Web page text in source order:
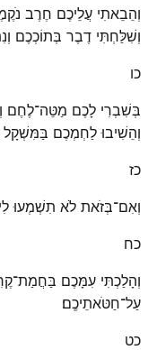
וְהֵבֵאתִי עֲלֵיכֶם חֶרֶב
וְשִׁלַּחְתִּי דֶבֶר בְּתוֹכְכֶם
כו
בְּשִׁבְרִי לָכֶם מַטֵּה־לֶחֶם
וְהֵשִׁיבוּ לַחְמְכֶם בַּמִּשְׁקָל
כז
וְאִם־בְּזֹאת לֹא תִשְׁמְעוּ
כח
וְהָלַכְתִּי עִמָּכֶם
עַל־חַטֹּאתֵיכֶֽם׃
כט